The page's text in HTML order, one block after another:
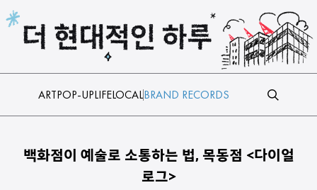
본문 바로가기
ARTPOP-UPLIFELOCALBRAND RECORDS
백화점이 예술로 소통하는 법, 목동점 <다이얼
로그>